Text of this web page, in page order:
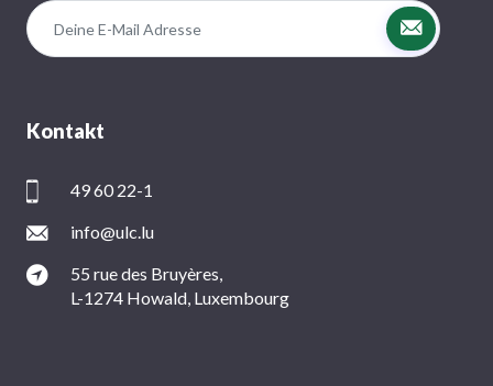
Kontakt
49 60 22-1
info@ulc.lu
55 rue des Bruyères,
L-1274 Howald, Luxembourg